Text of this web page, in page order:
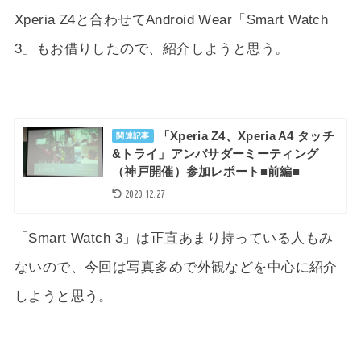
Xperia Z4と合わせてAndroid Wear「Smart Watch
3」もお借りしたので、紹介しようと思う。
関連記事
「Xperia Z4、Xperia A4 タッチ
&トライ」アンバサダーミーティング
（神戸開催）参加レポート■前編■
2020.12.27
「Smart Watch 3」は正直あまり持っている人もみ
ないので、今回は写真多めで外観などを中心に紹介
しようと思う。